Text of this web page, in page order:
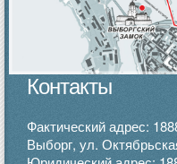
Контакты
Фактический адрес:
Выборг, ул.